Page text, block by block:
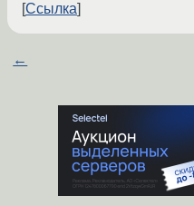
Ссылка
←